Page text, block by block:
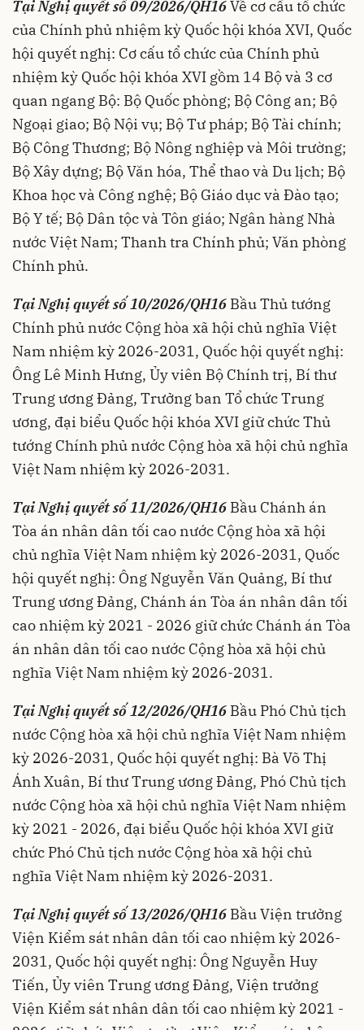
Tại Nghị quyết số 09/2026/QH16Về cơ cấu tổ chức
của Chính phủ nhiệm kỳ Quốc hội khóa XVI, Quốc
hội quyết nghị: Cơ cấu tổ chức của Chính phủ
nhiệm kỳ Quốc hội khóa XVI gồm 14 Bộ và 3 cơ
quan ngang Bộ: Bộ Quốc phòng; Bộ Công an; Bộ
Ngoại giao; Bộ Nội vụ; Bộ Tư pháp; Bộ Tài chính;
Bộ Công Thương; Bộ Nông nghiệp và Môi trường;
Bộ Xây dựng; Bộ Văn hóa, Thể thao và Du lịch; Bộ
Khoa học và Công nghệ; Bộ Giáo dục và Đào tạo;
Bộ Y tế; Bộ Dân tộc và Tôn giáo; Ngân hàng Nhà
nước Việt Nam; Thanh tra Chính phủ; Văn phòng
Chính phủ.
Tại Nghị quyết số 10/2026/QH16 Bầu Thủ tướng
Chính phủ nước Cộng hòa xã hội chủ nghĩa Việt
Nam nhiệm kỳ 2026-2031, Quốc hội quyết nghị:
Ông Lê Minh Hưng, Ủy viên Bộ Chính trị, Bí thư
Trung ương Đảng, Trưởng ban Tổ chức Trung
ương, đại biểu Quốc hội khóa XVI giữ chức Thủ
tướng Chính phủ nước Cộng hòa xã hội chủ nghĩa
Việt Nam nhiệm kỳ 2026-2031.
Tại Nghị quyết số 11/2026/QH16 Bầu Chánh án
Tòa án nhân dân tối cao nước Cộng hòa xã hội
chủ nghĩa Việt Nam nhiệm kỳ 2026-2031, Quốc
hội quyết nghị: Ông Nguyễn Văn Quảng, Bí thư
Trung ương Đảng, Chánh án Tòa án nhân dân tối
cao nhiệm kỳ 2021 - 2026 giữ chức Chánh án Tòa
án nhân dân tối cao nước Cộng hòa xã hội chủ
nghĩa Việt Nam nhiệm kỳ 2026-2031.
Tại Nghị quyết số 12/2026/QH16 Bầu Phó Chủ tịch
nước Cộng hòa xã hội chủ nghĩa Việt Nam nhiệm
kỳ 2026-2031, Quốc hội quyết nghị: Bà Võ Thị
Ánh Xuân, Bí thư Trung ương Đảng, Phó Chủ tịch
nước Cộng hòa xã hội chủ nghĩa Việt Nam nhiệm
kỳ 2021 - 2026, đại biểu Quốc hội khóa XVI giữ
chức Phó Chủ tịch nước Cộng hòa xã hội chủ
nghĩa Việt Nam nhiệm kỳ 2026-2031.
Tại Nghị quyết số 13/2026/QH16 Bầu Viện trưởng
Viện Kiểm sát nhân dân tối cao nhiệm kỳ 2026-
2031, Quốc hội quyết nghị: Ông Nguyễn Huy
Tiến, Ủy viên Trung ương Đảng, Viện trưởng
Viện Kiểm sát nhân dân tối cao nhiệm kỳ 2021 -